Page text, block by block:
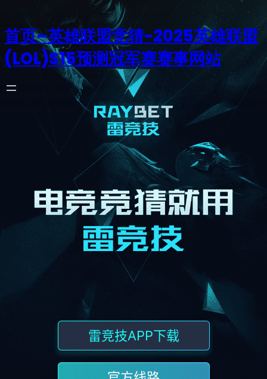
首页–英雄联盟竞猜-2025英雄联盟
(LOL)S15预测冠军赛赛事网站